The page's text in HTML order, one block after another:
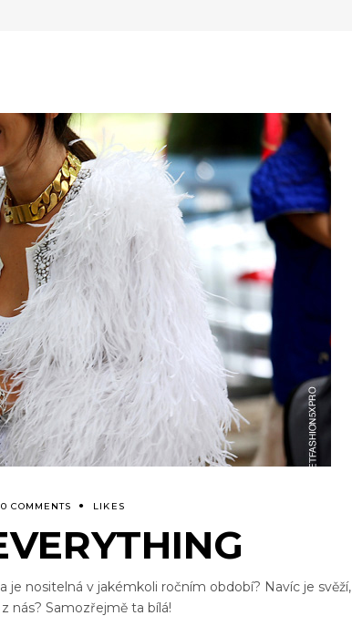
0 COMMENTS LIKES
je nositelná v jakémkoli ročním období? Navíc je svěží,
nás? Samozřejmě ta bílá!